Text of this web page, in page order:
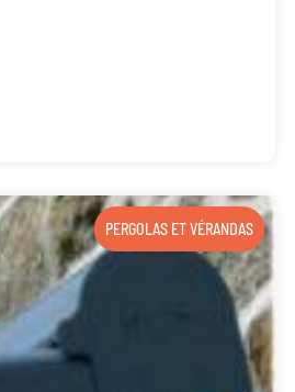
PERGOLAS ET VÉRANDAS